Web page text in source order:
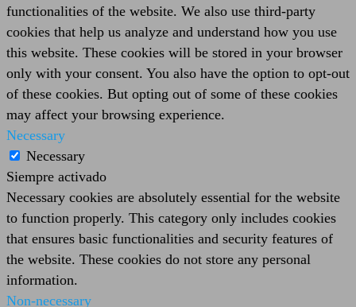
functionalities of the website. We also use third-party
cookies that help us analyze and understand how you use
this website. These cookies will be stored in your browser
only with your consent. You also have the option to opt-out
of these cookies. But opting out of some of these cookies
may affect your browsing experience.
Necessary
Necessary
Siempre activado
Necessary cookies are absolutely essential for the website
to function properly. This category only includes cookies
that ensures basic functionalities and security features of
the website. These cookies do not store any personal
information.
Non-necessary